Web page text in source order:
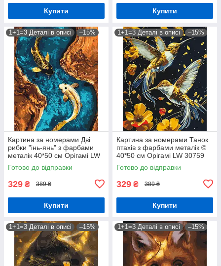
Купити Купити
1+1=3 Деталі в описі –15%
Картина за номерами Дві
рибки "інь-янь" з фарбами
металік 40*50 см Орігамі LW
3444
Готово до відправки
329 ₴ 389 ₴
Купити
1+1=3 Деталі в описі –15%
Картина за номерами Танок
птахів з фарбами металік ©
40*50 см Орігамі LW 30759
Готово до відправки
329 ₴ 389 ₴
Купити
1+1=3 Деталі в описі –15% 1+1=3 Деталі в описі –15%